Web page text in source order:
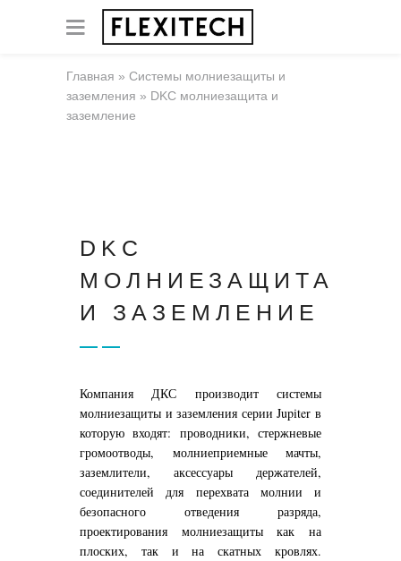
Главная » Системы молниезащиты и
заземления » DKC молниезащита и
заземление
DKC
МОЛНИЕЗАЩИТА
И ЗАЗЕМЛЕНИЕ
Компания ДКС производит системы
молниезащиты и заземления серии Jupiter в
которую входят: проводники, стержневые
громоотводы, молниеприемные мачты,
заземлители, аксессуары держателей,
соединителей для перехвата молнии и
безопасного отведения разряда,
проектирования молниезащиты как на
плоских, так и на скатных кровлях.